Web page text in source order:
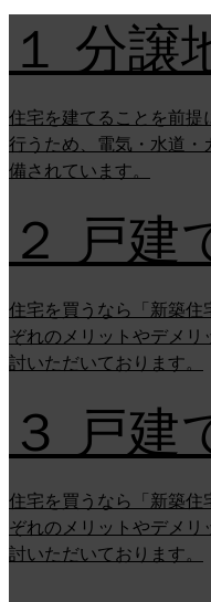
１ 分譲
住宅を建てることを前提
行うため、電気・水道・
備されています。
２ 戸建
住宅を買うなら「新築住
ぞれのメリットやデメリ
討いただいております。
３ 戸建
住宅を買うなら「新築住
ぞれのメリットやデメリ
討いただいております。